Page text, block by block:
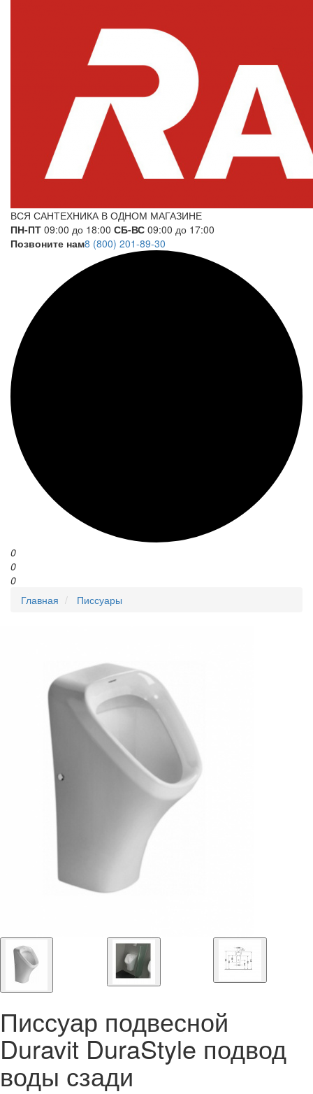
ВСЯ САНТЕХНИКА В ОДНОМ МАГАЗИНЕ
ПН-ПТ 09:00 до 18:00 СБ-ВС 09:00 до 17:00
Позвоните нам8 (800) 201-89-30
0
0
0
Главная
Писсуары
Писсуар подвесной
Duravit DuraStyle подвод
воды сзади